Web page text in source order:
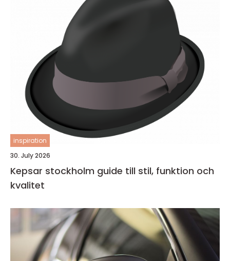
inspiration
30. July 2026
Kepsar stockholm guide till stil, funktion och
kvalitet